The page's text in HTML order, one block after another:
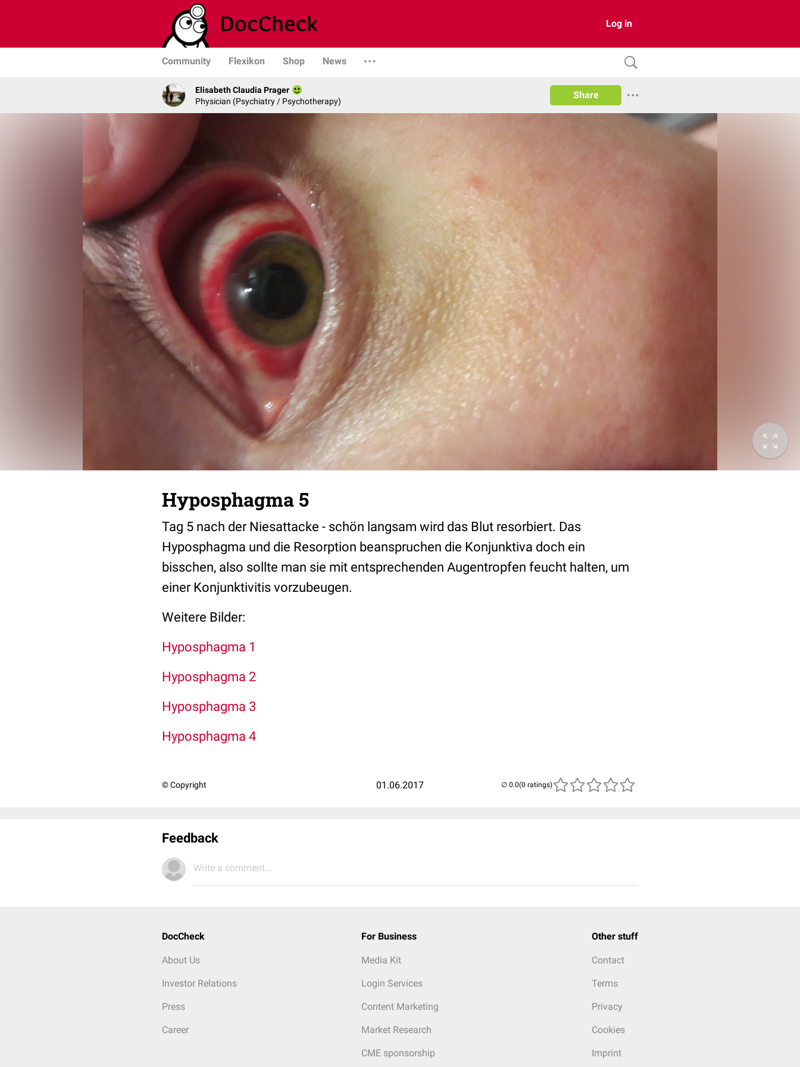
Log in
Community Flexikon Shop News
Elisabeth Claudia Prager
Physician (Psychiatry / Psychotherapy)
Share
Hyposphagma 5
Tag 5 nach der Niesattacke - schön langsam wird das Blut resorbiert. Das
Hyposphagma und die Resorption beanspruchen die Konjunktiva doch ein
bisschen, also sollte man sie mit entsprechenden Augentropfen feucht halten, um
einer Konjunktivitis vorzubeugen.
Weitere Bilder:
Hyposphagma 1
Hyposphagma 2
Hyposphagma 3
Hyposphagma 4
© Copyright 01.06.2017 (0 ratings)
Feedback
Write a comment...
DocCheck
About Us
Investor Relations
Press
Career
For Business
Media Kit
Login Services
Content Marketing
Market Research
CME sponsorship
Other stuff
Contact
Terms
Privacy
Cookies
Imprint